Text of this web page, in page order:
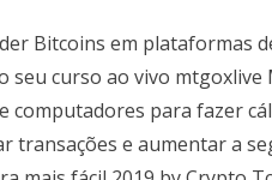
Bitcoins em plataformas
seu curso ao vivo
computadores para fazer
transações e aumentar a